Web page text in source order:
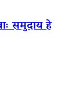
समुदाय हे